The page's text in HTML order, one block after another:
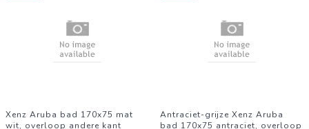
Xenz Aruba bad 170x75 mat
wit, overloop andere kant
Antraciet-grijze Xenz Aruba
bad 170x75 antraciet, overloop